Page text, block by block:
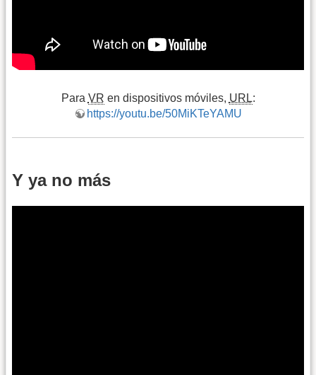
Para VR en dispositivos móviles, URL:
https://youtu.be/50MiKTeYAMU
Y ya no más